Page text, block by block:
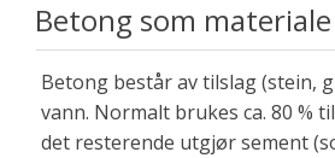
Betong som materiale
Betong består av tilslag (stein,
vann. Normalt brukes ca. 80 %
det resterende utgjør sement